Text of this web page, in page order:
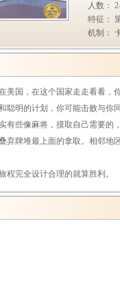
人数：
特征：
机制：
美国，在这个国家走走看看，
聪明的计划，你可能击败与你
有些像麻将，摸取自己需要的
弃牌堆最上面的拿取。相邻
程完全设计合理的就算胜利。